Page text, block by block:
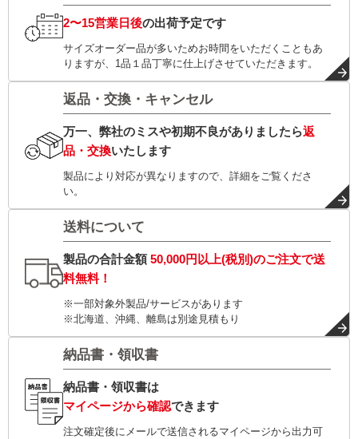
2〜15営業日後の出荷予定です
サイズオーダー品が多いためお時間をいただくこともあ
りますが、1品１品丁寧に仕上げさせていただきます。
返品・交換・キャンセル
万一、弊社のミスや初期不良がありましたら返
品・交換いたします
製品により対応が異なりますので、詳細をご覧くださ
い。
送料について
製品の合計金額50,000円以上(税別)のご注文で送
料無料！
※一部対象外製品/サービスがあります
※北海道、沖縄、離島は別途見積もり
納品書・領収書
納品書・領収書は
マイページから確認できます
注文確定後にメールで送信されるマイページから出力可